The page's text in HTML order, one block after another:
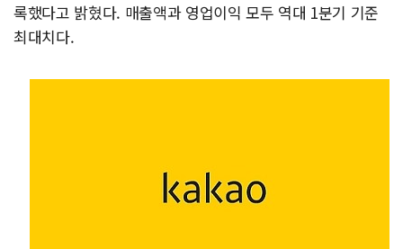
록했다고 밝혔다. 매출액과 영업이익 모두 역대 1분기 기준
최대치다.